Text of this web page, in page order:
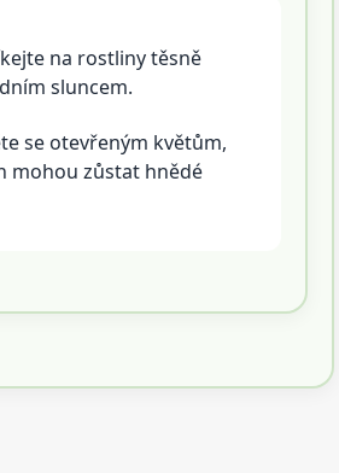
na rostliny těsně
sluncem.
se otevřeným květům,
mohou zůstat hnědé